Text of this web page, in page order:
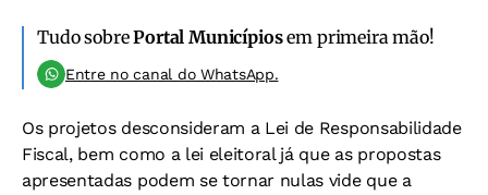
Tudo sobrePortal Municípiosem primeira mão!
Entre no canal do WhatsApp.
Os projetos desconsideram a Lei de Responsabilidade
Fiscal, bem como a lei eleitoral já que as propostas
apresentadas podem se tornar nulas vide que a